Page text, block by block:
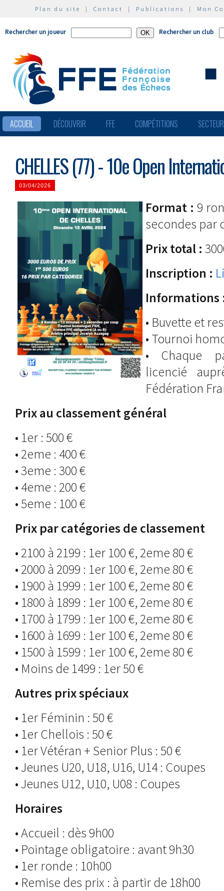
Plan du site | Contact | Publications | Mon
Rechercher un joueur Rechercher un club
ACCUEIL DÉCOUVRIR FFE COMPÉTITIONS
CHELLES (77) - 10e Open
03/04/2026
Format : 9
secondes par
Prix total :
Inscription :
Informations
• Buvette et
• Tournoi
• Chaque
licencié
Fédération
Prix au classement général
• 1er : 500 €
• 2eme : 400 €
• 3eme : 300 €
• 4eme : 200 €
• 5eme : 100 €
Prix par catégories de classement
• 2100 à 2199 : 1er 100 €, 2eme 80 €
• 2000 à 2099 : 1er 100 €, 2eme 80 €
• 1900 à 1999 : 1er 100 €, 2eme 80 €
• 1800 à 1899 : 1er 100 €, 2eme 80 €
• 1700 à 1799 : 1er 100 €, 2eme 80 €
• 1600 à 1699 : 1er 100 €, 2eme 80 €
• 1500 à 1599 : 1er 100 €, 2eme 80 €
• Moins de 1499 : 1er 50 €
Autres prix spéciaux
• 1er Féminin : 50 €
• 1er Chellois : 50 €
• 1er Vétéran + Senior Plus : 50 €
• Jeunes U20, U18, U16, U14 : Coupes
• Jeunes U12, U10, U08 : Coupes
Horaires
• Accueil : dès 9h00
• Pointage obligatoire : avant 9h30
• 1er ronde : 10h00
• Remise des prix : à partir de 18h00